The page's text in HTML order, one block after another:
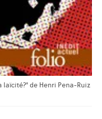
de Henri Pena-Ruiz